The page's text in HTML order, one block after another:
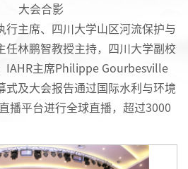
大会合影
行主席、四川大学山区河流保护与
任林鹏智教授主持，四川大学副校
IAHR主席Philippe Gourbesville
式及大会报告通过国际水利与环境
播平台进行全球直播，超过3000